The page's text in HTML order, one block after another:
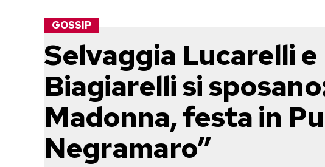
GOSSIP
Selvaggia Lucarelli
Biagiarelli si
Madonna, festa in
Negramaro”